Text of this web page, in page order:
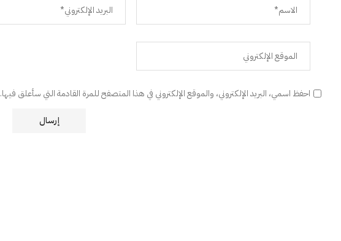
احفظ اسمي، البريد الإلكتروني، والموقع الإلكتروني في هذا المتصفح للمرة القادمة التي سأعلق فيها.